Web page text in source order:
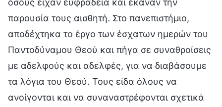
παρουσία τους αισθητή. Στο πανεπιστήμιο,
αποδέχτηκα το έργο των έσχατων ημερών του
Παντοδύναμου Θεού και πήγα σε συναθροίσεις
με αδελφούς και αδελφές, για να διαβάσουμε
τα λόγια του Θεού. Τους είδα όλους να
ανοίγονται και να συναναστρέφονται σχετικά